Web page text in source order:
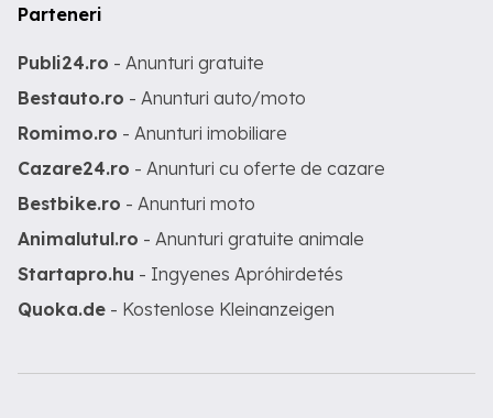
Parteneri
Publi24.ro - Anunturi gratuite
Bestauto.ro - Anunturi auto/moto
Romimo.ro - Anunturi imobiliare
Cazare24.ro - Anunturi cu oferte de cazare
Bestbike.ro - Anunturi moto
Animalutul.ro - Anunturi gratuite animale
Startapro.hu - Ingyenes Apróhirdetés
Quoka.de - Kostenlose Kleinanzeigen